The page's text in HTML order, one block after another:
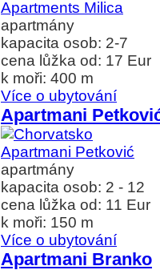
apartmány
kapacita osob: 2-7
cena lůžka od: 17 Eur
k moři: 400 m
Více o ubytování
Apartmani
apartmány
kapacita osob: 2 - 12
cena lůžka od: 11 Eur
k moři: 150 m
Více o ubytování
Apartmani Branko